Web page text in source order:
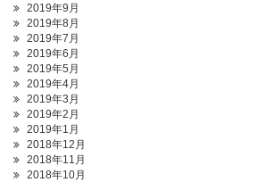
2019年9月
2019年8月
2019年7月
2019年6月
2019年5月
2019年4月
2019年3月
2019年2月
2019年1月
2018年12月
2018年11月
2018年10月